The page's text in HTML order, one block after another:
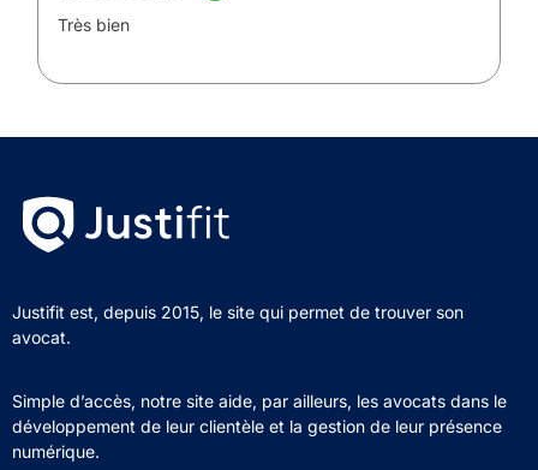
Très bien
Justifit est, depuis 2015, le site qui permet de trouver son
avocat.
Simple d’accès, notre site aide, par ailleurs, les avocats dans le
développement de leur clientèle et la gestion de leur présence
numérique.